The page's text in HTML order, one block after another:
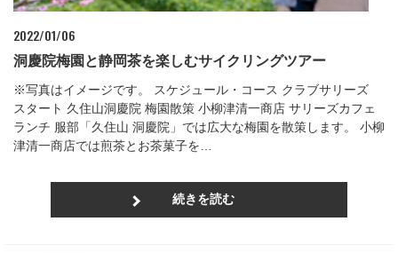
2022/01/06
洞慶院梅園と静岡茶を楽しむサイクリングツアー
※写真はイメージです。 スケジュール・コース クラブサリーズ
スタート 久住山洞慶院 梅園散策 小柳津清一商店 サリーズカフェ
ランチ 服部「久住山 洞慶院」では広大な梅園を散策します。 小柳
津清一商店では煎茶とお茶菓子を…
続きを読む